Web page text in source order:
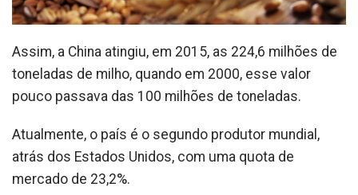
Assim, a China atingiu, em 2015, as 224,6 milhões de
toneladas de milho, quando em 2000, esse valor
pouco passava das 100 milhões de toneladas.
Atualmente, o país é o segundo produtor mundial,
atrás dos Estados Unidos, com uma quota de
mercado de 23,2%.